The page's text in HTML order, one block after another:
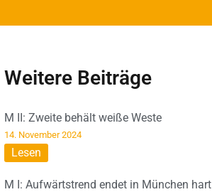
Weitere Beiträge
M II: Zweite behält weiße Weste
14. November 2024
Lesen
M I: Aufwärtstrend endet in München hart